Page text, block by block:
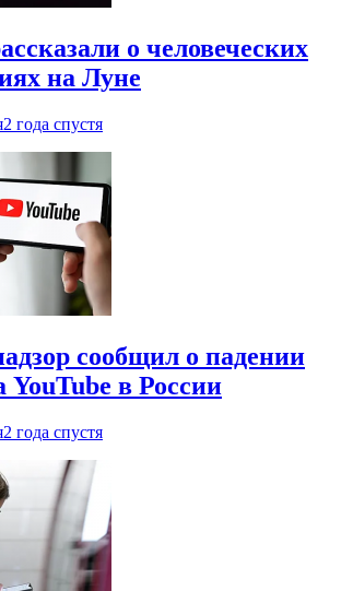
о человеческих
на Луне
2 года спустя
сообщил о падении
YouTube в России
2 года спустя